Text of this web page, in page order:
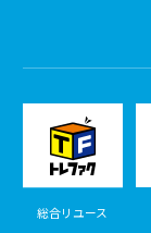
総合リユース